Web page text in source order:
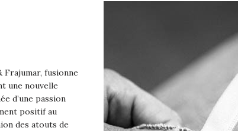
fusionne
une nouvelle
d’une passion
positif au
des atouts de